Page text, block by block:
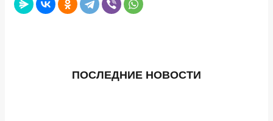
ПОСЛЕДНИЕ НОВОСТИ